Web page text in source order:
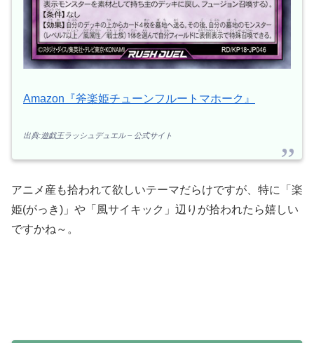
Amazon『斧楽姫チューンフルートマホーク』
出典:遊戯王ラッシュデュエル – 公式サイト
アニメ産も拾われて欲しいテーマだらけですが、特に「楽
姫(がっき)」や「風サイキック」辺りが拾われたら嬉しい
ですかね～。